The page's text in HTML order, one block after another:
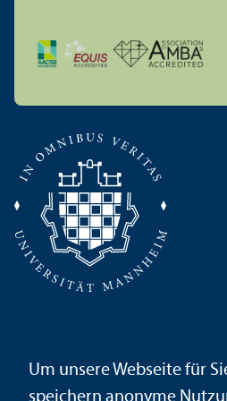
Um unsere Webseite für
speichern anonyme